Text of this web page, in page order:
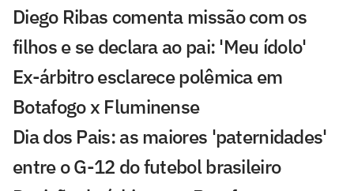
Diego Ribas comenta missão com os
filhos e se declara ao pai: 'Meu ídolo'
Ex-árbitro esclarece polêmica em
Botafogo x Fluminense
Dia dos Pais: as maiores 'paternidades'
entre o G-12 do futebol brasileiro